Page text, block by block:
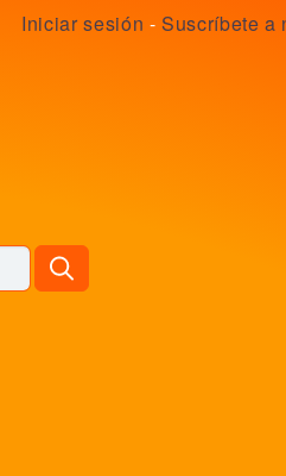
Iniciar sesión -Suscríbete a